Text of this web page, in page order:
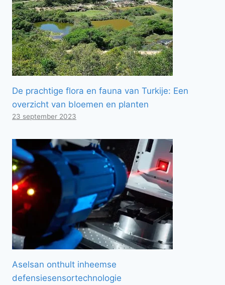
De prachtige flora en fauna van Turkije: Een
overzicht van bloemen en planten
23 september 2023
Aselsan onthult inheemse
defensiesensortechnologie